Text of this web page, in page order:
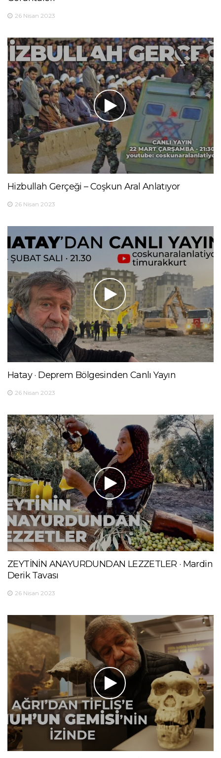
26 Nisan 2023
Hizbullah Gerçeği – Coşkun Aral Anlatıyor
26 Nisan 2023
Hatay · Deprem Bölgesinden Canlı Yayın
26 Nisan 2023
ZEYTİNİN ANAYURDUNDAN LEZZETLER · Mardin
Derik Tavası
26 Nisan 2023